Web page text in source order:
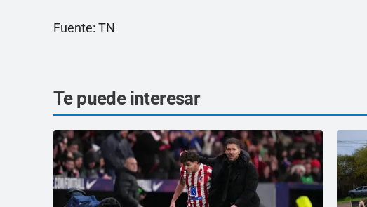
Fuente: TN
Te puede interesar